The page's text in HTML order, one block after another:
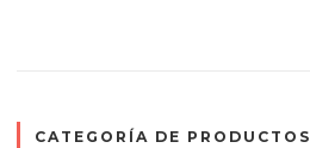
CATEGORÍA DE PRODUCTOS